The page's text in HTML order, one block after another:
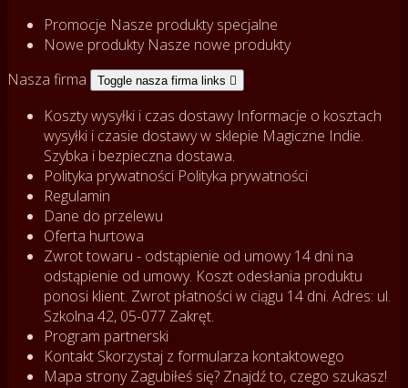
Promocje Nasze produkty specjalne
Nowe produkty Nasze nowe produkty
Nasza firma
Toggle nasza firma links 
Koszty wysyłki i czas dostawy Informacje o kosztach
wysyłki i czasie dostawy w sklepie Magiczne Indie.
Szybka i bezpieczna dostawa.
Polityka prywatności Polityka prywatności
Regulamin
Dane do przelewu
Oferta hurtowa
Zwrot towaru - odstąpienie od umowy14 dni na
odstąpienie od umowy. Koszt odesłania produktu
ponosi klient. Zwrot płatności w ciągu 14 dni. Adres: ul.
Szkolna 42, 05-077 Zakręt.
Program partnerski
Kontakt Skorzystaj z formularza kontaktowego
Mapa stronyZagubiłeś się? Znajdź to, czego szukasz!